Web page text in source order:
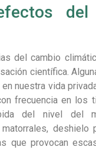
del
del cambio
científica.
nuestra vida
frecuencia en los
del nivel del
deshielo
que provocan